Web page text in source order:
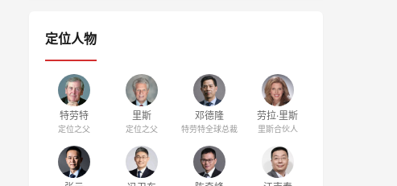
定位人物
特劳特
定位之父
里斯
定位之父
邓德隆
特劳特全球总裁
劳拉·里斯
里斯合伙人